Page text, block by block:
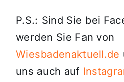
P.S.: Sind Sie bei
werden Sie Fan von
Wiesbadenaktuell.de
uns auch auf